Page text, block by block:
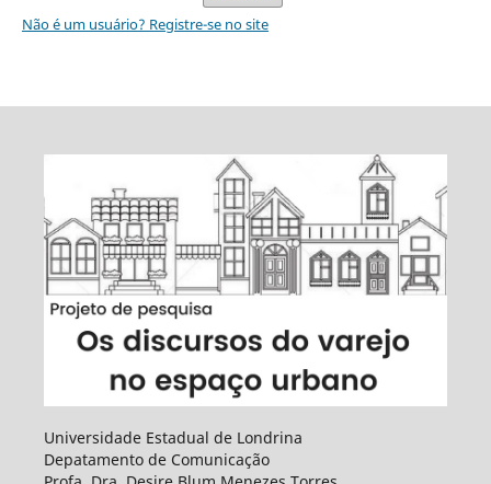
Não é um usuário? Registre-se no site
Universidade Estadual de Londrina
Depatamento de Comunicação